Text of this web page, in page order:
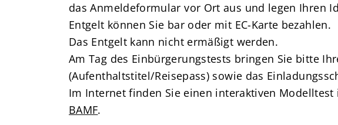
das Anmeldeformular vor Ort aus und legen Ihren
Entgelt können Sie bar oder mit EC-Karte bezahlen.
Das Entgelt kann nicht ermäßigt werden.
Am Tag des Einbürgerungstests bringen Sie bitte
(Aufenthaltstitel/Reisepass) sowie das
Im Internet finden Sie einen interaktiven Modelltest
BAMF.